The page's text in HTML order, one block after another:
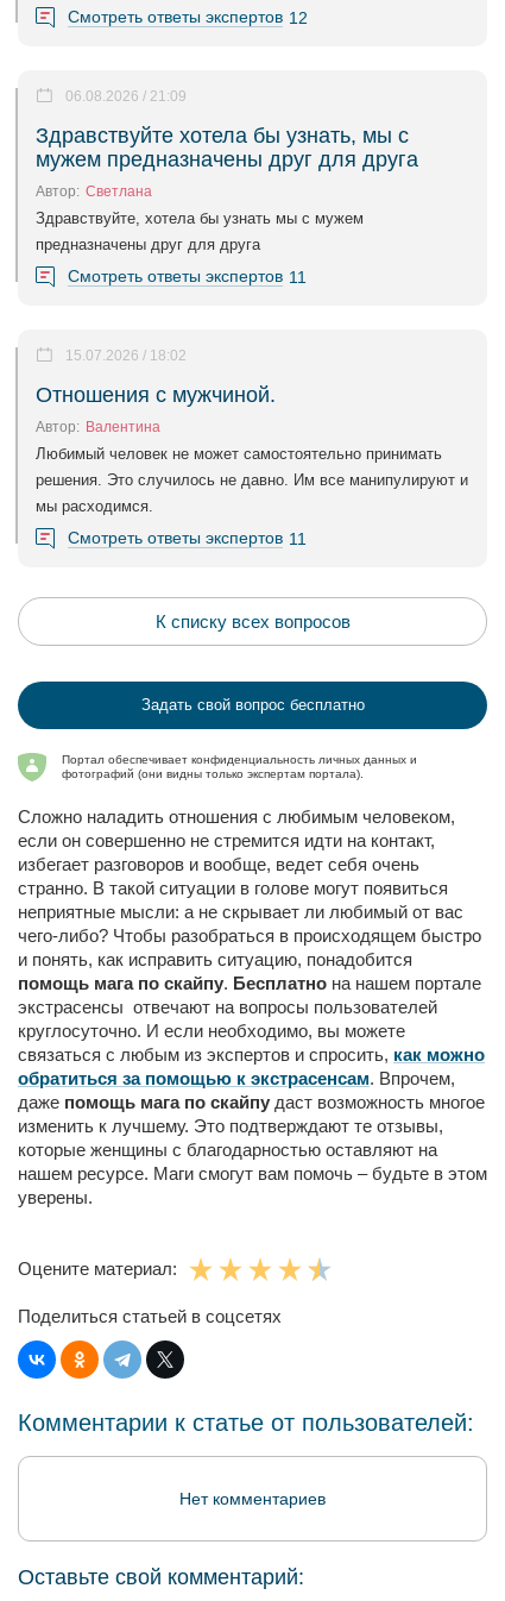
Смотреть ответы экспертов 12
Здравствуйте хотела бы узнать, мы с
мужем предназначены друг для друга
06.08.2026 / 21:09
Автор: Светлана
Здравствуйте, хотела бы узнать мы с мужем
предназначены друг для друга
Смотреть ответы экспертов 11
Отношения с мужчиной.
15.07.2026 / 18:02
Автор: Валентина
Любимый человек не может самостоятельно принимать
решения. Это случилось не давно. Им все манипулируют и
мы расходимся.
Смотреть ответы экспертов 11
К списку всех вопросов
Задать свой вопрос бесплатно
Портал обеспечивает конфиденциальность личных данных и
фотографий (они видны только экспертам портала).
Сложно наладить отношения с любимым человеком,
если он совершенно не стремится идти на контакт,
избегает разговоров и вообще, ведет себя очень
странно. В такой ситуации в голове могут появиться
неприятные мысли: а не скрывает ли любимый от вас
чего-либо? Чтобы разобраться в происходящем быстро
и понять, как исправить ситуацию, понадобится
помощь мага по скайпу. Бесплатно на нашем портале
экстрасенсы отвечают на вопросы пользователей
круглосуточно. И если необходимо, вы можете
связаться с любым из экспертов и спросить, как можно
обратиться за помощью к экстрасенсам. Впрочем,
даже помощь мага по скайпу даст возможность многое
изменить к лучшему. Это подтверждают те отзывы,
которые женщины с благодарностью оставляют на
нашем ресурсе. Маги смогут вам помочь – будьте в этом
уверены.
Оцените материал:
Поделиться статьей в соцсетях
Комментарии к статье от пользователей:
Нет комментариев
Оставьте свой комментарий: